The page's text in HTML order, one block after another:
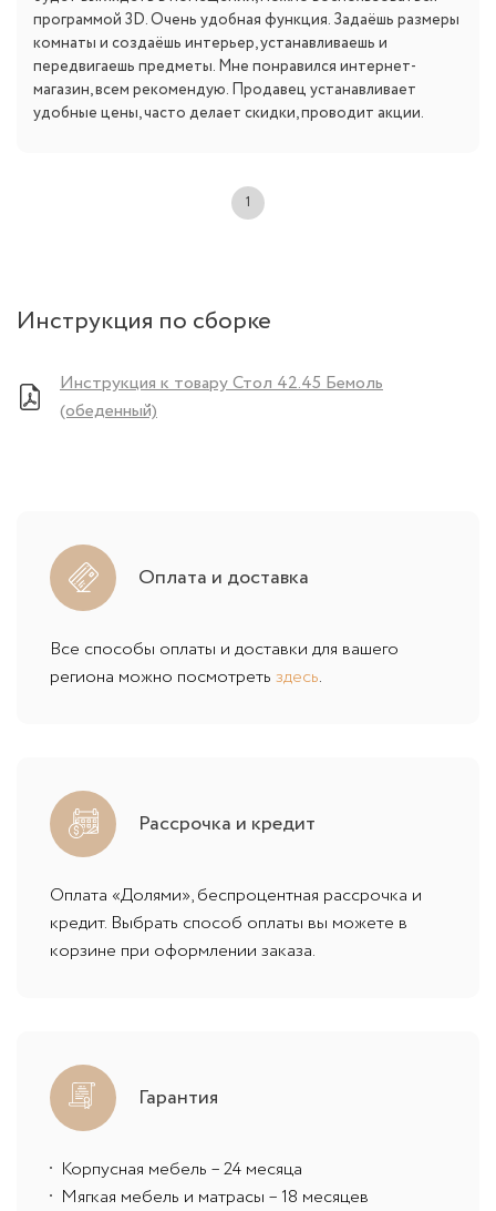
программой 3D. Очень удобная функция. Задаёшь размеры
комнаты и создаёшь интерьер, устанавливаешь и
передвигаешь предметы. Мне понравился интернет-
магазин, всем рекомендую. Продавец устанавливает
удобные цены, часто делает скидки, проводит акции.
1
Инструкция по сборке
Инструкция к товару Стол 42.45 Бемоль
(обеденный)
Оплата и доставка
Все способы оплаты и доставки для вашего
региона можно посмотреть здесь.
Рассрочка и кредит
Оплата «Долями», беспроцентная рассрочка и
кредит. Выбрать способ оплаты вы можете в
корзине при оформлении заказа.
Гарантия
Корпусная мебель – 24 месяца
Мягкая мебель и матрасы – 18 месяцев